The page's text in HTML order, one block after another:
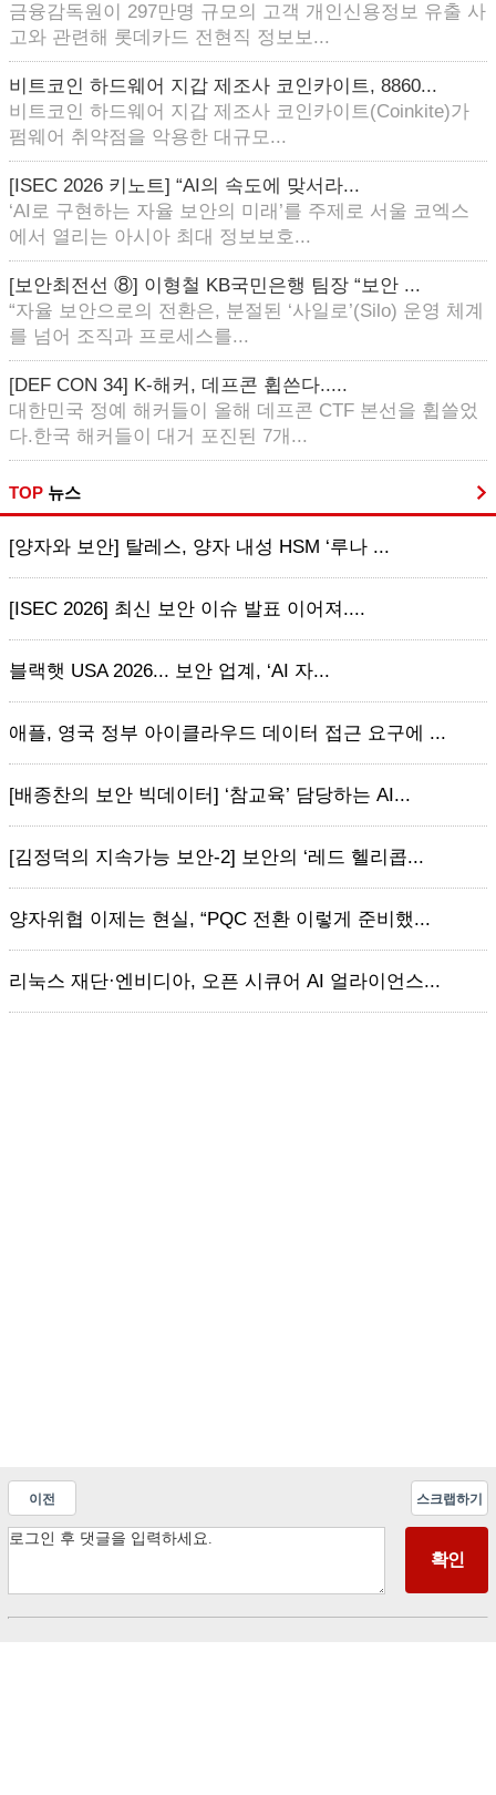
금융감독원이 297만명 규모의 고객 개인신용정보 유출 사
고와 관련해 롯데카드 전현직 정보보...
비트코인 하드웨어 지갑 제조사 코인카이트, 8860...
비트코인 하드웨어 지갑 제조사 코인카이트(Coinkite)가
펌웨어 취약점을 악용한 대규모...
[ISEC 2026 키노트] “AI의 속도에 맞서라...
‘AI로 구현하는 자율 보안의 미래’를 주제로 서울 코엑스
에서 열리는 아시아 최대 정보보호...
[보안최전선 ⑧] 이형철 KB국민은행 팀장 “보안 ...
“자율 보안으로의 전환은, 분절된 ‘사일로’(Silo) 운영 체계
를 넘어 조직과 프로세스를...
[DEF CON 34] K-해커, 데프콘 휩쓴다.....
대한민국 정예 해커들이 올해 데프콘 CTF 본선을 휩쓸었
다.한국 해커들이 대거 포진된 7개...
TOP 뉴스
[양자와 보안] 탈레스, 양자 내성 HSM ‘루나 ...
[ISEC 2026] 최신 보안 이슈 발표 이어져....
블랙햇 USA 2026... 보안 업계, ‘AI 자...
애플, 영국 정부 아이클라우드 데이터 접근 요구에 ...
[배종찬의 보안 빅데이터] ‘참교육’ 담당하는 AI...
[김정덕의 지속가능 보안-2] 보안의 ‘레드 헬리콥...
양자위협 이제는 현실, “PQC 전환 이렇게 준비했...
리눅스 재단·엔비디아, 오픈 시큐어 AI 얼라이언스...
이전 스크랩하기